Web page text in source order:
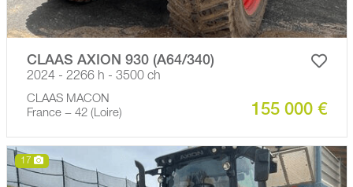
CLAAS AXION 930 (A64/340)
2024 - 2266 h - 3500 ch
CLAAS MACON
France − 42 (Loire)
155 000 €
17